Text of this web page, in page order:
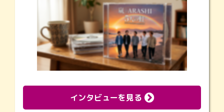
インタビューを見る